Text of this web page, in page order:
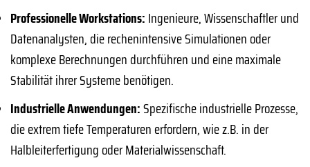
Professionelle Workstations: Ingenieure, Wissenschaftler und
Datenanalysten, die rechenintensive Simulationen oder
komplexe Berechnungen durchführen und eine maximale
Stabilität ihrer Systeme benötigen.
Industrielle Anwendungen:Spezifische industrielle Prozesse,
die extrem tiefe Temperaturen erfordern, wie z.B. in der
Halbleiterfertigung oder Materialwissenschaft.